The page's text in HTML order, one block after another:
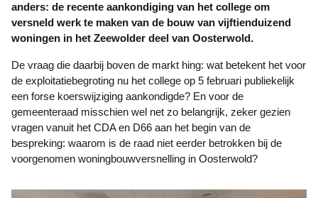
anders: de recente aankondiging van het college om
versneld werk te maken van de bouw van vijftienduizend
woningen in het Zeewolder deel van Oosterwold.
De vraag die daarbij boven de markt hing: wat betekent het voor
de exploitatiebegroting nu het college op 5 februari publiekelijk
een forse koerswijziging aankondigde? En voor de
gemeenteraad misschien wel net zo belangrijk, zeker gezien
vragen vanuit het CDA en D66 aan het begin van de
bespreking: waarom is de raad niet eerder betrokken bij de
voorgenomen woningbouwversnelling in Oosterwold?